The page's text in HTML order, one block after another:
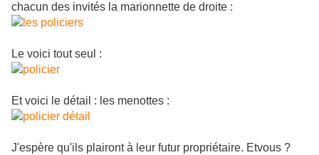
chacun des invités la marionnette de droite :
Le voici tout seul :
Et voici le détail : les menottes :
J'espère qu'ils plairont à leur futur propriétaire. Etvous ?